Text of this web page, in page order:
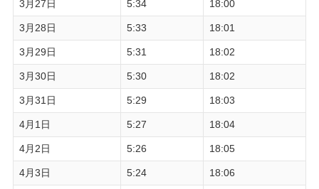
3月27日 5:34 18:00
3月28日 5:33 18:01
3月29日 5:31 18:02
3月30日 5:30 18:02
3月31日 5:29 18:03
4月1日 5:27 18:04
4月2日 5:26 18:05
4月3日 5:24 18:06